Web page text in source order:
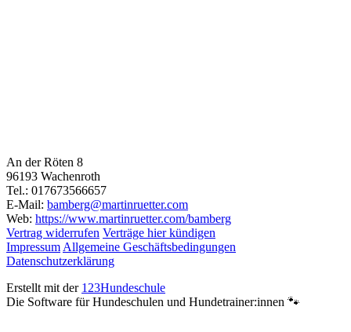
An der Röten 8
96193 Wachenroth
Tel.: 017673566657
E-Mail: bamberg@martinruetter.com
Web: https://www.martinruetter.com/bamberg
Vertrag widerrufen Verträge hier kündigen
Impressum Allgemeine Geschäftsbedingungen
Datenschutzerklärung
Erstellt mit der 123Hundeschule
Die Software für Hundeschulen und Hundetrainer:innen 🐾